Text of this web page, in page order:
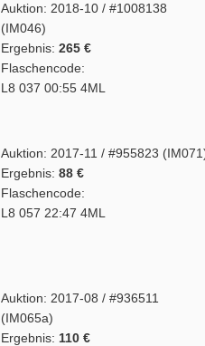
Auktion: 2018-10 / #1008138
(IM046)
Ergebnis: 265 €
Flaschencode:
L8 037 00:55 4ML
Auktion: 2017-11 / #955823
Ergebnis: 88 €
Flaschencode:
L8 057 22:47 4ML
Auktion: 2017-08 / #936511
(IM065a)
Ergebnis: 110 €